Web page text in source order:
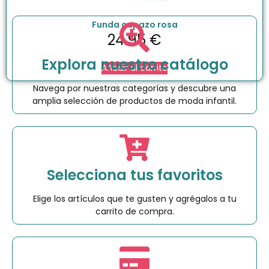
Funda capazo rosa
24.95€
Añadir al carrito
Explora nuestro catálogo
Navega por nuestras categorías y descubre una
amplia selección de productos de moda infantil.
Selecciona tus favoritos
Elige los artículos que te gusten y agrégalos a tu
carrito de compra.